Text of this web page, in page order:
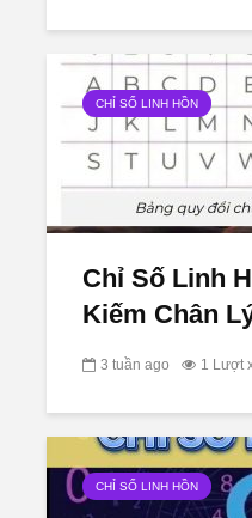
CHỈ SỐ LINH HỒN
Chỉ Số Linh
Kiếm Chân
3 tuần ago 1 Lượt
CHỈ SỐ LINH HỒN